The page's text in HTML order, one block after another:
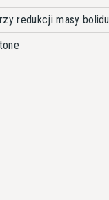
redukcji masy bolidu